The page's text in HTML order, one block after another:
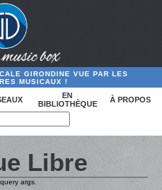
GIRONDINE VUE PAR LES
MUSICAUX !
EN
BIBLIOTHÈQUE
À PROPOS
Libre
args.